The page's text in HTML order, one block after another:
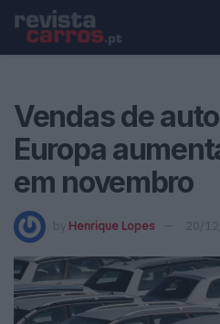
Vendas de
Europa
em novembro
by Henrique Lopes 20/